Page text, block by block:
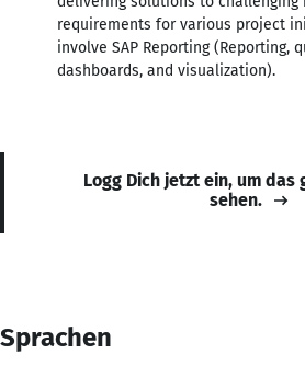
requirements for various project
involve SAP Reporting (Reporting,
dashboards, and visualization).
Logg Dich jetzt ein, um das
sehen.
Sprachen